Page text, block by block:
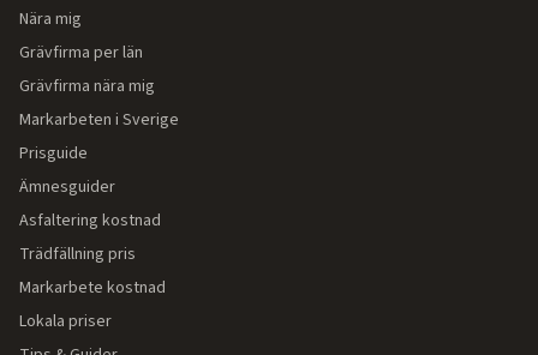
Nära mig
Grävfirma per län
Grävfirma nära mig
Markarbeten i Sverige
Prisguide
Ämnesguider
Asfaltering kostnad
Trädfällning pris
Markarbete kostnad
Lokala priser